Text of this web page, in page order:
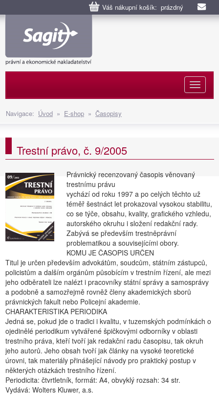
Váš nákupní košík: prázdný
Navigace: Úvod » E-shop » Časopisy
Trestní právo, č. 9/2005
Právnický recenzovaný časopis věnovaný
trestnímu právu
vychází od roku 1997 a po celých těchto už
téměř šestnáct let prokazoval vysokou stabilitu,
co se týče, obsahu, kvality, grafického vzhledu,
autorského okruhu i složení redakční rady.
Zabývá se především trestněprávní
problematikou a souvisejícími obory.
KOMU JE ČASOPIS URČEN
Titul je určen především advokátům, soudcům, státním zástupců,
policistům a dalším orgánům působícím v trestním řízení, ale mezi
jeho odběrateli lze nalézt i pracovníky státní správy a samosprávy
a podobně a samozřejmě rovněž členy akademických sborů
právnických fakult nebo Policejní akademie.
CHARAKTERISTIKA PERIODIKA
Jedná se, pokud jde o tradici i kvalitu, v tuzemských podmínkách o
ojedinělé periodikum vytvářené špičkovými odborníky v oblasti
trestního práva, kteří tvoří jak redakční radu časopisu, tak okruh
jeho autorů. Jeho obsah tvoří jak články na vysoké teoretické
úrovni, tak materiály přinášející návody pro praktický postup v
některých otázkách trestního řízení.
Periodicita: čtvrtletník, formát: A4, obvyklý rozsah: 34 str.
Vydává: Wolters Kluwer, a.s.